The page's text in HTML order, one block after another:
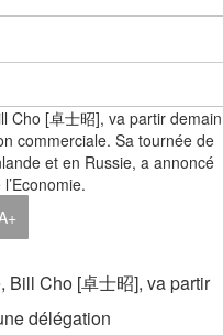
Bill Cho [卓士昭], va partir
délégation